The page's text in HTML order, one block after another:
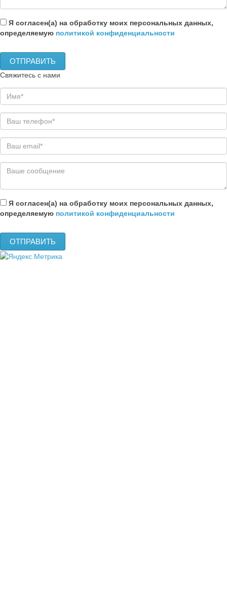
Я согласен(а) на обработку моих персональных данных,
определяемую политикой конфиденциальности
Свяжитесь с нами
Я согласен(а) на обработку моих персональных данных,
определяемую политикой конфиденциальности